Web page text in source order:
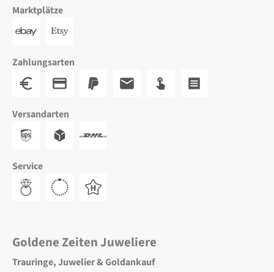
Marktplätze
Zahlungsarten
Versandarten
Service
Goldene Zeiten Juweliere
Trauringe, Juwelier & Goldankauf